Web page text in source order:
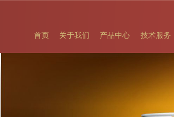
技术服务
产品中心
关于我们
首页